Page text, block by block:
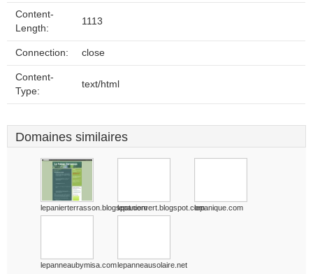
Content-
Length:
1113
Connection: close
Content-
Type:
text/html
Domaines similaires
lepanierterrasson.blogspot.comlepaniervert.blogspot.comlepanique.com
lepanneaubymisa.comlepanneausolaire.net